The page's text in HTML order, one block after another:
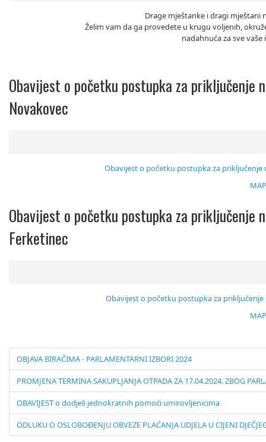
Drage mještanke i dragi mještani
Želim vam da ga provedete u krugu voljenih,
nadahnuća za sve
Obavijest o početku postupka za priključenje
Novakovec
Obavijest o početku postupka za priključenje
Obavijest o početku postupka za priključenje
Ferketinec
Obavijest o početku postupka za
OBJAVA BIRAČIMA - PARLAMENTARNI IZBORI 2024
PROMJENA TERMINA SAKUPLJANJA OTPADA ZA 17.04.2024. ZBOG
OBAVIJEST o dodjeli jednokratnih pomoći umirovljenicima
ODLUKU O OSLOBOĐENJU OBVEZE PLAĆANJA UDJELA U CIJENI